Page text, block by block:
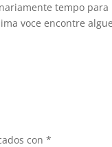
tempo para
voce encontre
con*